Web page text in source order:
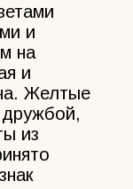
и
на
и
Желтые
из